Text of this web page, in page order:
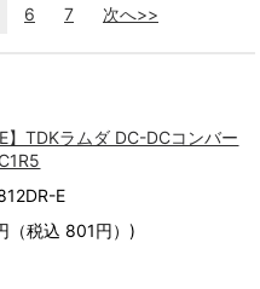
6 7 次へ>>
】TDKラムダ DC-DCコンバー
E
（税込 801円）)